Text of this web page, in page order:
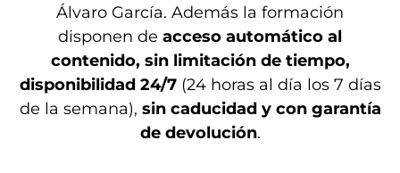
Álvaro García. Además la formación
disponen de acceso automático al
contenido, sin limitación de tiempo,
disponibilidad 24/7 (24 horas al día los 7 días
de la semana), sin caducidad y con garantía
de devolución.